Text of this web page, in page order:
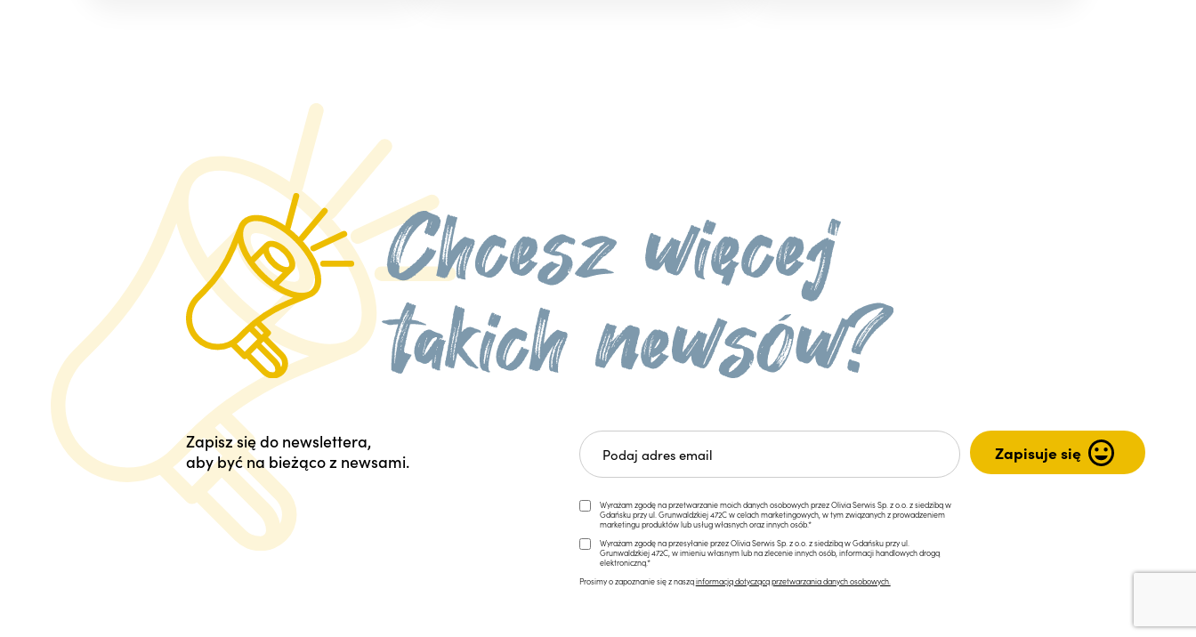
Zapisz się do newslettera,
aby być na bieżąco z newsami.
Wyrażam zgodę na przetwarzanie moich danych osobowych przez Olivia Serwis Sp. z o.o. z siedzibą w
Gdańsku przy ul. Grunwaldzkiej 472C w celach marketingowych, w tym związanych z prowadzeniem
marketingu produktów lub usług własnych oraz innych osób.*
Wyrażam zgodę na przesyłanie przez Olivia Serwis Sp. z o.o. z siedzibą w Gdańsku przy ul.
Grunwaldzkiej 472C, w imieniu własnym lub na zlecenie innych osób, informacji handlowych drogą
elektroniczną.*
Prosimy o zapoznanie się z nasząinformacją dotyczącą przetwarzania danych osobowych.